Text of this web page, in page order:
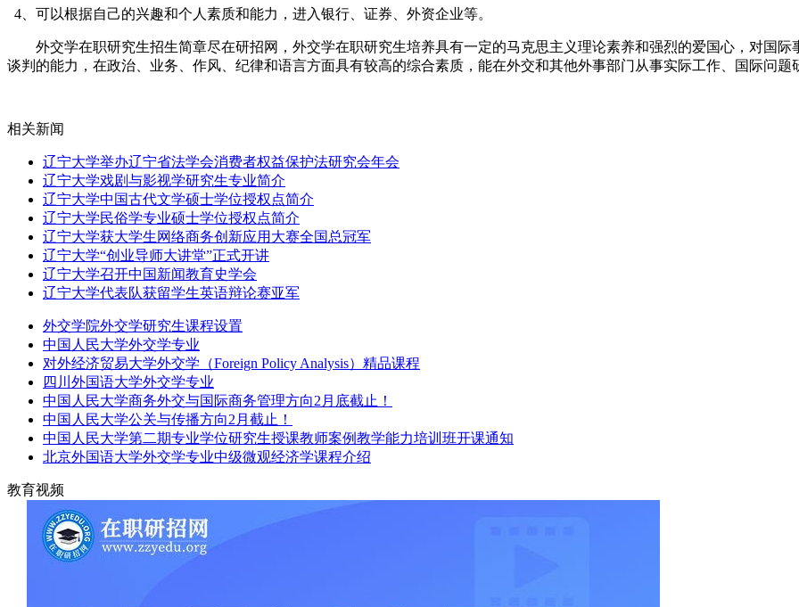
4、可以根据自己的兴趣和个人素质和能力，进入银行、证券、外资企业等。
外交学在职研究生招生简章尽在研招网，外交学在职研究生培养具有一定的马克思主义理论素养和强烈的爱国心，对国际
谈判的能力，在政治、业务、作风、纪律和语言方面具有较高的综合素质，能在外交和其他外事部门从事实际工作、国际问
相关新闻
辽宁大学举办辽宁省法学会消费者权益保护法研究会年会
辽宁大学戏剧与影视学研究生专业简介
辽宁大学中国古代文学硕士学位授权点简介
辽宁大学民俗学专业硕士学位授权点简介
辽宁大学获大学生网络商务创新应用大赛全国总冠军
辽宁大学“创业导师大讲堂”正式开讲
辽宁大学召开中国新闻教育史学会
辽宁大学代表队获留学生英语辩论赛亚军
外交学院外交学研究生课程设置
中国人民大学外交学专业
对外经济贸易大学外交学（Foreign Policy Analysis）精品课程
四川外国语大学外交学专业
中国人民大学商务外交与国际商务管理方向2月底截止！
中国人民大学公关与传播方向2月截止！
中国人民大学第二期专业学位研究生授课教师案例教学能力培训班开课通知
北京外国语大学外交学专业中级微观经济学课程介绍
教育视频